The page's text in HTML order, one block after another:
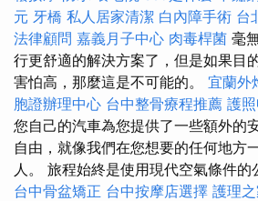
元 牙橋 私人居家清潔 白內障手術 台
法律顧問 嘉義月子中心 肉毒桿菌 毫
行更舒適的解決方案了，但是如果目
害怕高，那麼這是不可能的。 宜蘭外
胞證辦理中心 台中整骨療程推薦 護
您自己的汽車為您提供了一些額外的
自由，就像我們在您想要的任何地方
人。 旅程始終是使用現代空氣條件的
台中骨盆矯正 台中按摩店選擇 護理